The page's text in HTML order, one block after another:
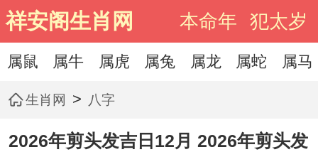
祥安阁生肖网 本命年 犯太岁
属鼠 属牛 属虎 属兔 属龙 属蛇 属马
生肖网 > 八字
2026年剪头发吉日12月 2026年剪头发